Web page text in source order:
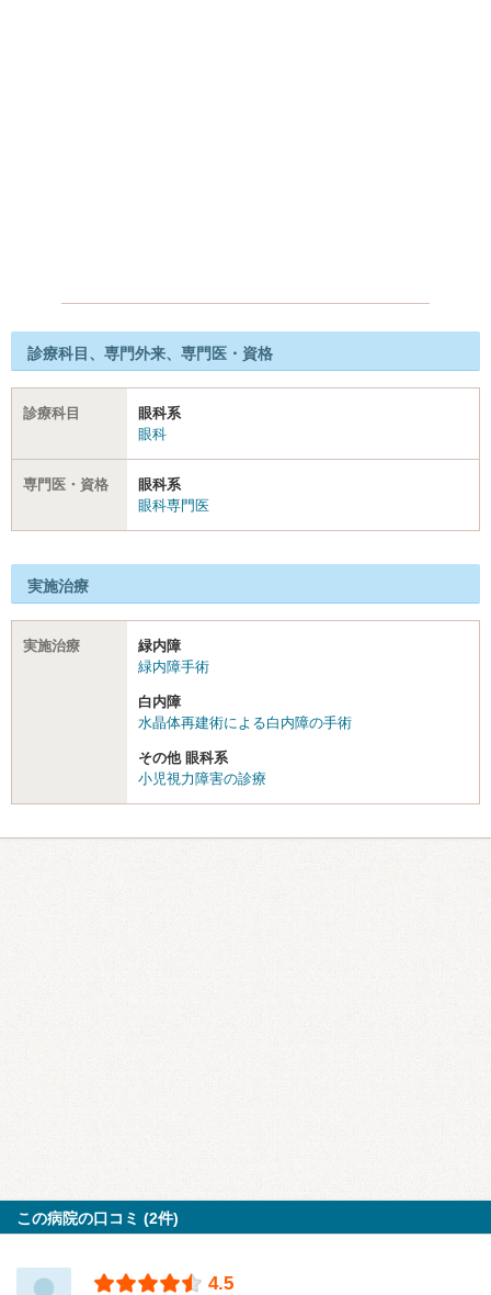
診療科目、専門外来、専門医・資格
診療科目
眼科系
眼科
専門医・資格
眼科系
眼科専門医
実施治療
実施治療
緑内障
緑内障手術
白内障
水晶体再建術による白内障の手術
その他 眼科系
小児視力障害の診療
この病院の口コミ (2件)
4.5